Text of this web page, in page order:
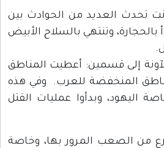
تحدث العديد من الحوادث بين
بالحجارة، وتنتهي بالسلاح الأبيض
إلى قسمين: أعطيت المناطق
المنخفضة للعرب. وفي هذه
اليهود، وبدأوا عمليات القتل
من الصعب المرور بها، وخاصة